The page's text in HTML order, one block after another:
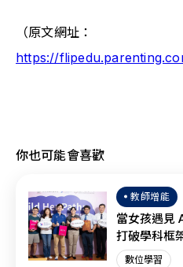
（原文網址：
https://
你也可能會喜歡
教師增能
當女孩遇見
打破學科框
作？
數位學習